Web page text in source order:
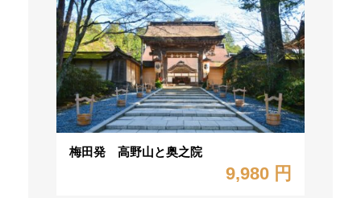
梅田発 高野山と奥之院
9,980 円